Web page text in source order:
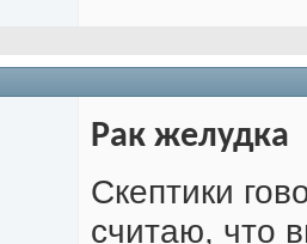
Рак желудка
Скептики
считаю, что